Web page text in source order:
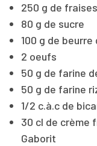
250 g de fraises
80 g de sucre
100 g de
2 oeufs
50 g de farine
50 g de farine
1/2 c.à.c de
30 cl de crème
Gaborit